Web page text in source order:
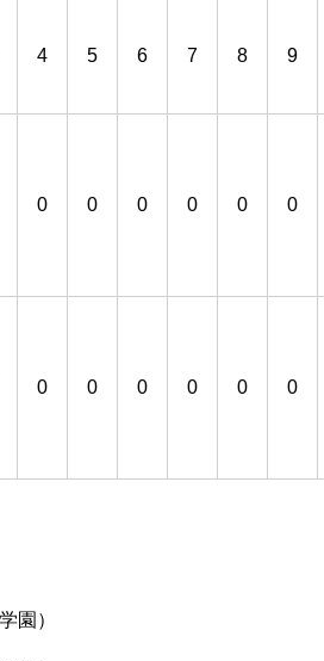
4 5 6 7 8 9
0 0 0 0 0 0
0 0 0 0 0 0
園）